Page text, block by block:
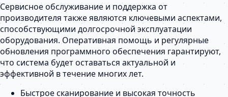
Сервисное обслуживание и поддержка от
производителя также являются ключевыми аспектами,
способствующими долгосрочной эксплуатации
оборудования. Оперативная помощь и регулярные
обновления программного обеспечения гарантируют,
что система будет оставаться актуальной и
эффективной в течение многих лет.
Быстрое сканирование и высокая точность